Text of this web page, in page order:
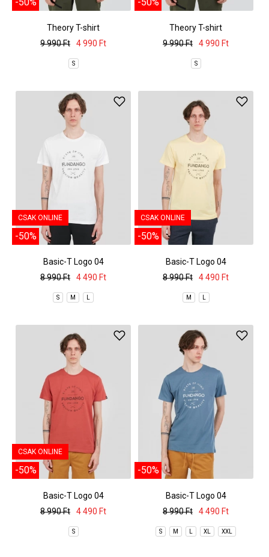
Theory T-shirt
9 990 Ft
4 990 Ft
S
Theory T-shirt
9 990 Ft
4 990 Ft
S
CSAK ONLINE
-50%
Basic-T Logo 04
8 990 Ft
4 490 Ft
S M L
CSAK ONLINE
-50%
Basic-T Logo 04
8 990 Ft
4 490 Ft
M L
CSAK ONLINE
-50%
Basic-T Logo 04
8 990 Ft
4 490 Ft
S
-50%
Basic-T Logo 04
8 990 Ft
4 490 Ft
S M L XL XXL